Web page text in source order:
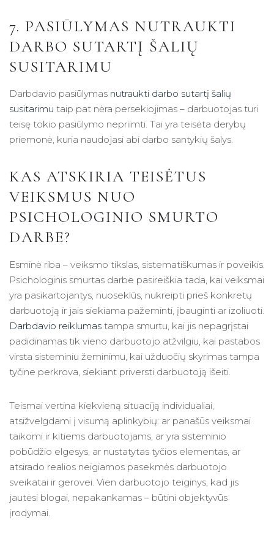
7. PASIŪLYMAS NUTRAUKTI
DARBO SUTARTĮ ŠALIŲ
SUSITARIMU
Darbdavio pasiūlymas nutraukti darbo sutartį šalių
susitarimu taip pat nėra persekiojimas – darbuotojas turi
teisę tokio pasiūlymo nepriimti. Tai yra teisėta derybų
priemonė, kuria naudojasi abi darbo santykių šalys.
KAS ATSKIRIA TEISĖTUS
VEIKSMUS NUO
PSICHOLOGINIO SMURTO
DARBE?
Esminė riba – veiksmo tikslas, sistematiškumas ir poveikis.
Psichologinis smurtas darbe pasireiškia tada, kai veiksmai
yra pasikartojantys, nuoseklūs, nukreipti prieš konkretų
darbuotoją ir jais siekiama pažeminti, įbauginti ar izoliuoti.
Darbdavio reiklumas tampa smurtu, kai jis nepagrįstai
padidinamas tik vieno darbuotojo atžvilgiu, kai pastabos
virsta sisteminiu žeminimu, kai užduočių skyrimas tampa
tyčine perkrova, siekiant priversti darbuotoją išeiti.
Teismai vertina kiekvieną situaciją individualiai,
atsižvelgdami į visumą aplinkybių: ar panašūs veiksmai
taikomi ir kitiems darbuotojams, ar yra sisteminio
pobūdžio elgesys, ar nustatytas tyčios elementas, ar
atsirado realios neigiamos pasekmės darbuotojo
sveikatai ir gerovei. Vien darbuotojo teiginys, kad jis
jautėsi blogai, nepakankamas – būtini objektyvūs
įrodymai.